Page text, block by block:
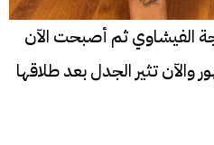
الفيشاوي ثم أصبحت الآن
والآن تثير الجدل بعد طلاقها